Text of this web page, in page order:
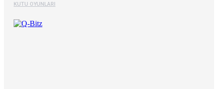
KUTU OYUNLARI